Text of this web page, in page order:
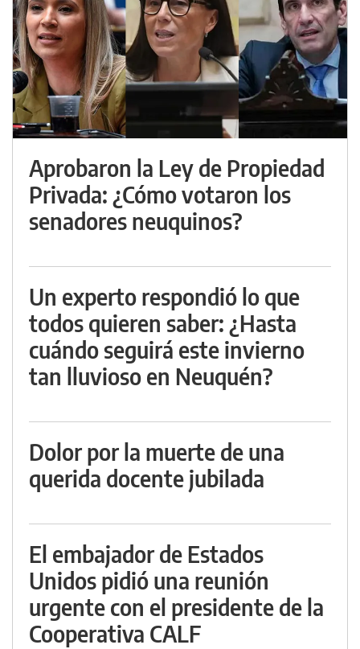
Aprobaron la Ley de Propiedad
Privada: ¿Cómo votaron los
senadores neuquinos?
Un experto respondió lo que
todos quieren saber: ¿Hasta
cuándo seguirá este invierno
tan lluvioso en Neuquén?
Dolor por la muerte de una
querida docente jubilada
El embajador de Estados
Unidos pidió una reunión
urgente con el presidente de la
Cooperativa CALF